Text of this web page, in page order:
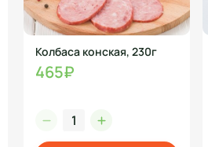
Колбаса конская, 230г
465₽